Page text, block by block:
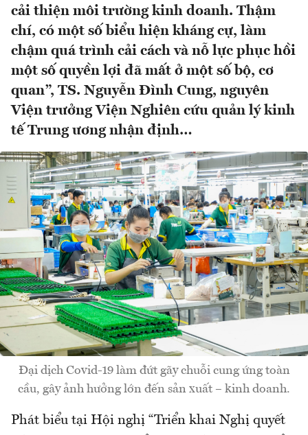
cải thiện môi trường kinh doanh. Thậm
chí, có một số biểu hiện kháng cự, làm
chậm quá trình cải cách và nỗ lực phục hồi
một số quyền lợi đã mất ở một số bộ, cơ
quan”, TS. Nguyễn Đình Cung, nguyên
Viện trưởng Viện Nghiên cứu quản lý kinh
tế Trung ương nhận định…
Đại dịch Covid-19 làm đứt gãy chuỗi cung ứng toàn
cầu, gây ảnh hưởng lớn đến sản xuất – kinh doanh.
Phát biểu tại Hội nghị “Triển khai Nghị quyết